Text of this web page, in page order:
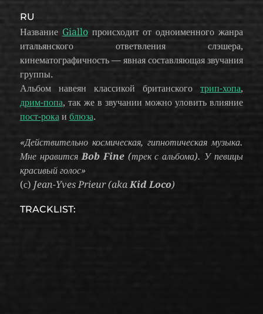
RU
Название Gialloпроисходит от одноименного жанра
итальянского ответвления слэшера,
кинематографичность — явная составляющая звучания
группы.
Альбом навеян классикой британскоготрип-хопа,
дрим-попа, так же в звучании можно уловить влияние
пост-рокаи блюза.
«Действительно космическая, гипнотическая музыка.
Мне нравитсяBob Fine(трек с альбома). У певицы
красивый голос»
(с) Jean-Yves Prieur (akaKid Loco)
TRACKLIST: